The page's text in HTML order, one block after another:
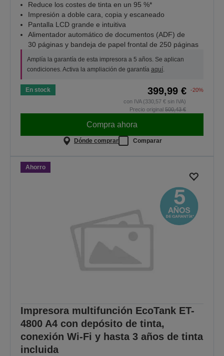
Reduce los costes de tinta en un 95 %*
Impresión a doble cara, copia y escaneado
Pantalla LCD grande e intuitiva
Alimentador automático de documentos (ADF) de
30 páginas y bandeja de papel frontal de 250 páginas
Amplía la garantía de esta impresora a 5 años. Se aplican
condiciones. Activa la ampliación de garantía aquí.
En stock 399,99 €
-20%
con IVA (330,57 € sin IVA)
Precio original 500,43 €
Compra ahora
Dónde comprar Comparar
Ahorro
Impresora multifunción EcoTank ET-
4800 A4 con depósito de tinta,
conexión Wi-Fi y hasta 3 años de tinta
incluida